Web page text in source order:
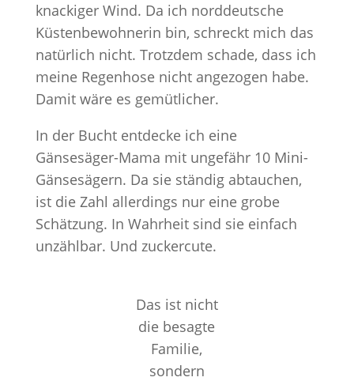
knackiger Wind. Da ich norddeutsche
Küstenbewohnerin bin, schreckt mich das
natürlich nicht. Trotzdem schade, dass ich
meine Regenhose nicht angezogen habe.
Damit wäre es gemütlicher.
In der Bucht entdecke ich eine
Gänsesäger-Mama mit ungefähr 10 Mini-
Gänsesägern. Da sie ständig abtauchen,
ist die Zahl allerdings nur eine grobe
Schätzung. In Wahrheit sind sie einfach
unzählbar. Und zuckercute.
Das ist nicht
die besagte
Familie,
sondern